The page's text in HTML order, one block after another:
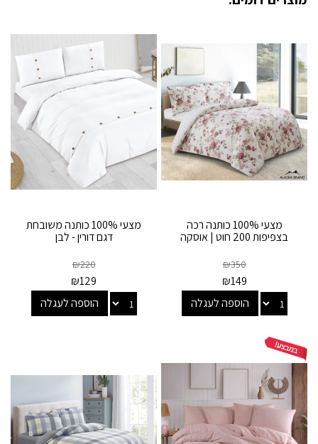
מצעי 100% כותנה רכה
בצפיפות 200 חוט | אוסקה
₪350
₪149
הוספה לעגלה
מצעי 100% כותנה משובחת
דגם דורין - לבן
₪220
₪129
הוספה לעגלה